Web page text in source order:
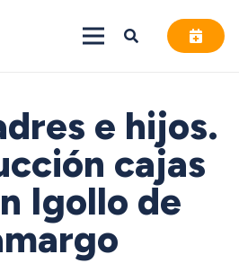
e hijos.
cajas
Igollo de